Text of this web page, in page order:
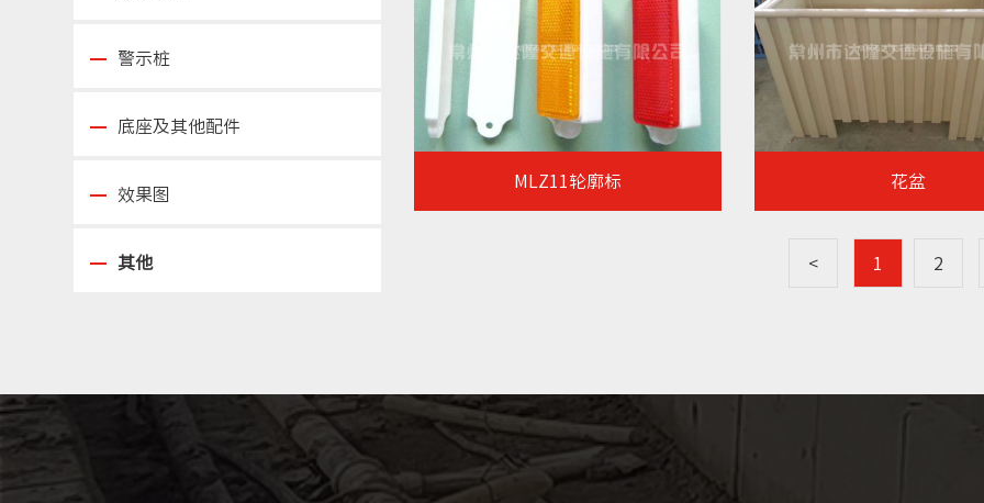
警示桩
底座及其他配件
效果图
其他
MLZ11轮廓标 花盆
< 1 2